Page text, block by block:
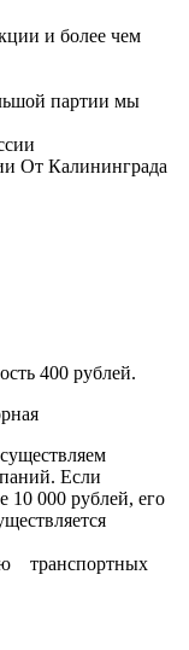
и более чем
партии мы
От Калининграда
400 рублей.
Если
10 000 рублей, его
транспортн­ых